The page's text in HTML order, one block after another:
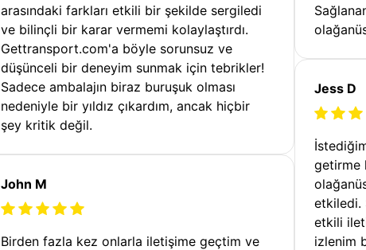
arasındaki farkları etkili bir şekilde sergiledi
ve bilinçli bir karar vermemi kolaylaştırdı.
Gettransport.com'a böyle sorunsuz ve
düşünceli bir deneyim sunmak için tebrikler!
Sadece ambalajın biraz buruşuk olması
nedeniyle bir yıldız çıkardım, ancak hiçbir
şey kritik değil.
John M
Birden fazla kez onlarla iletişime geçtim ve
Jess D
getirme
etkiledi.
etkili
izlenim